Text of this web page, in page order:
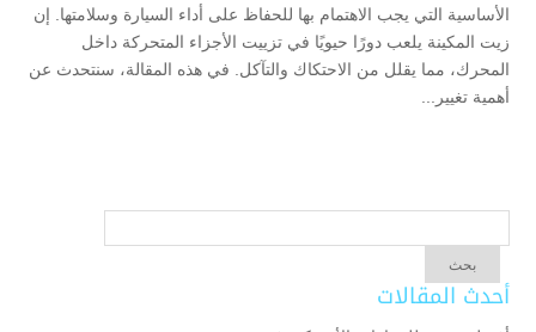
الأساسية التي يجب الاهتمام بها للحفاظ على أداء السيارة وسلامتها. إن
زيت المكينة يلعب دورًا حيويًا في تزييت الأجزاء المتحركة داخل
المحرك، مما يقلل من الاحتكاك والتآكل. في هذه المقالة، سنتحدث عن
أهمية تغيير...
أحدث المقالات